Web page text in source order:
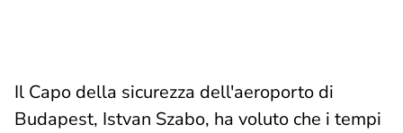
Il Capo della sicurezza dell'aeroporto di
Budapest, Istvan Szabo, ha voluto che i tempi